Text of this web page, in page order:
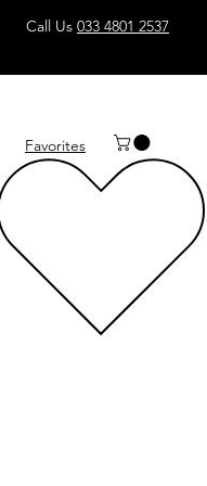
Call Us 033 4801 2537
Favorites